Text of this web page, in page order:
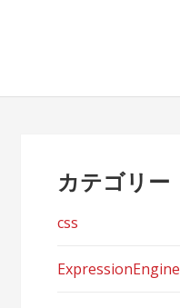
カテゴリー
css
ExpressionEngine